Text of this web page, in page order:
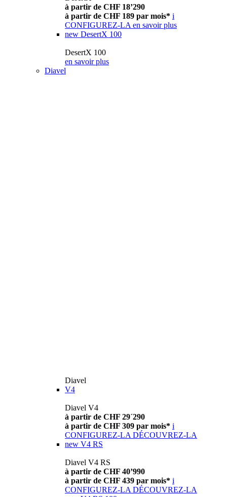
à partir de CHF 18’290
à partir de CHF 189 par mois* i
CONFIGUREZ-LA en savoir plus
new DesertX 100
DesertX 100
en savoir plus
Diavel
Diavel
V4
Diavel V4
à partir de CHF 29´290
à partir de CHF 309 par mois* i
CONFIGUREZ-LA DÉCOUVREZ-LA
new V4 RS
Diavel V4 RS
à partir de CHF 40’990
à partir de CHF 439 par mois* i
CONFIGUREZ-LA DÉCOUVREZ-LA